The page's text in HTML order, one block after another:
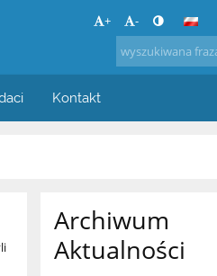
+ -
Kontakt
Archiwum
Aktualności